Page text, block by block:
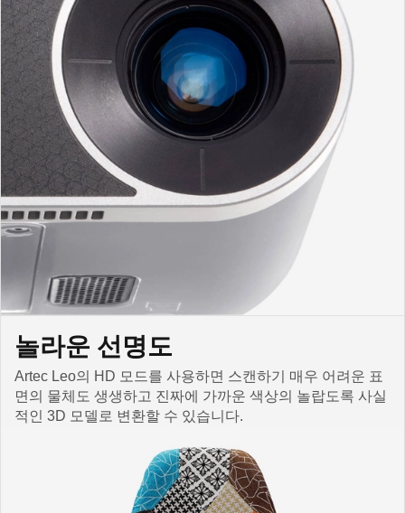
놀라운 선명도
Artec Leo의 HD 모드를 사용하면 스캔하기 매우 어려운 표
면의 물체도 생생하고 진짜에 가까운 색상의 놀랍도록 사실
적인 3D 모델로 변환할 수 있습니다.